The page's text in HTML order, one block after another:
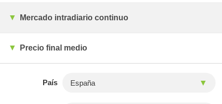
Mercado intradiario continuo
Precio final medio
País